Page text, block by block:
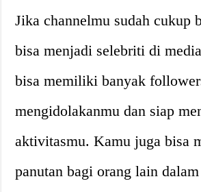
Jika channelmu sudah cukup
bisa menjadi selebriti di
bisa memiliki banyak
mengidolakanmu dan siap
aktivitasmu. Kamu juga bisa
panutan bagi orang lain